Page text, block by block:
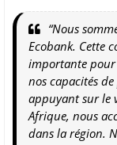
“Nous
Ecobank. Cette
importante pour
nos capacités
appuyant sur le
Afrique, nous
dans la région.